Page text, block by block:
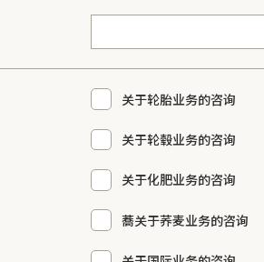
关于轮胎业务的咨询
关于轮毂业务的咨询
关于化肥业务的咨询
蕎关于荞麦业务的咨询